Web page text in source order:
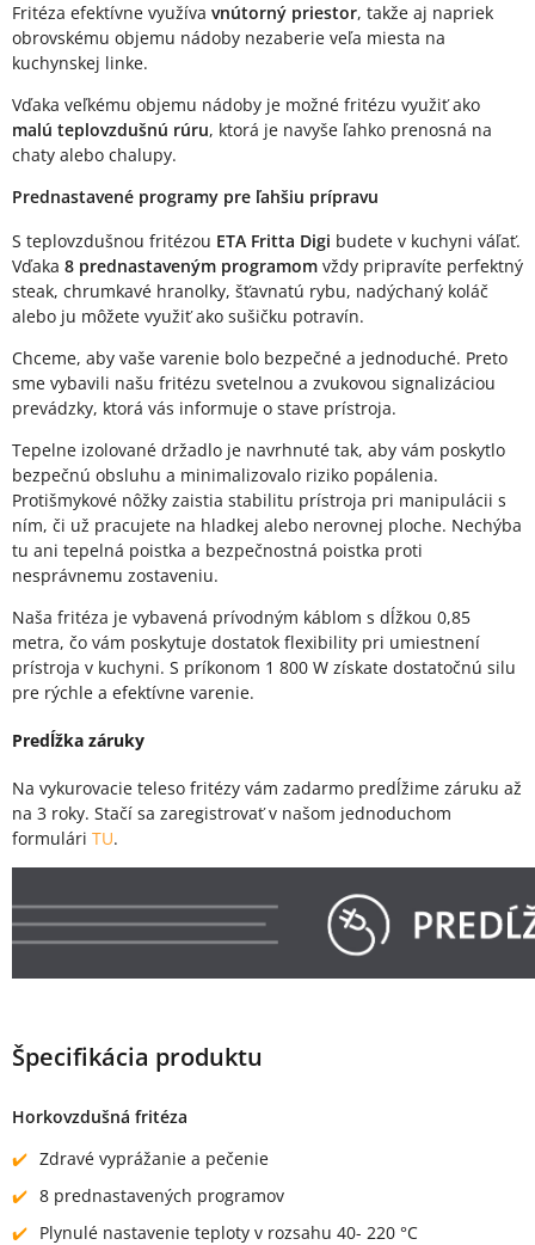
Fritéza efektívne využíva vnútorný priestor, takže aj napriek
obrovskému objemu nádoby nezaberie veľa miesta na
kuchynskej linke.
Vďaka veľkému objemu nádoby je možné fritézu využiť ako
malú teplovzdušnú rúru, ktorá je navyše ľahko prenosná na
chaty alebo chalupy.
Prednastavené programy pre ľahšiu prípravu
S teplovzdušnou fritézou ETA Fritta Digi budete v kuchyni váľať.
Vďaka 8 prednastaveným programom vždy pripravíte perfektný
steak, chrumkavé hranolky, šťavnatú rybu, nadýchaný koláč
alebo ju môžete využiť ako sušičku potravín.
Chceme, aby vaše varenie bolo bezpečné a jednoduché. Preto
sme vybavili našu fritézu svetelnou a zvukovou signalizáciou
prevádzky, ktorá vás informuje o stave prístroja.
Tepelne izolované držadlo je navrhnuté tak, aby vám poskytlo
bezpečnú obsluhu a minimalizovalo riziko popálenia.
Protišmykové nôžky zaistia stabilitu prístroja pri manipulácii s
ním, či už pracujete na hladkej alebo nerovnej ploche. Nechýba
tu ani tepelná poistka a bezpečnostná poistka proti
nesprávnemu zostaveniu.
Naša fritéza je vybavená prívodným káblom s dĺžkou 0,85
metra, čo vám poskytuje dostatok flexibility pri umiestnení
prístroja v kuchyni. S príkonom 1 800 W získate dostatočnú silu
pre rýchle a efektívne varenie.
Predĺžka záruky
Na vykurovacie teleso fritézy vám zadarmo predĺžime záruku až
na 3 roky. Stačí sa zaregistrovať v našom jednoduchom
formulári TU.
Špecifikácia produktu
Horkovzdušná fritéza
Zdravé vyprážanie a pečenie
8 prednastavených programov
Plynulé nastavenie teploty v rozsahu 40- 220 °C